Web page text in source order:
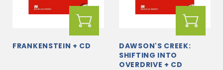
FRANKENSTEIN + CD
DAWSON'S CREEK:
SHIFTING INTO
OVERDRIVE + CD